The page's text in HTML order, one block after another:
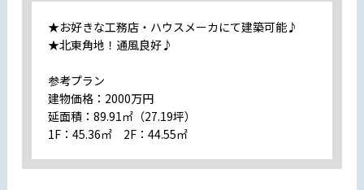
★お好きな工務店・ハウスメーカにて建築可能♪
★北東角地！通風良好♪
参考プラン
建物価格：2000万円
延面積：89.91㎡（27.19坪）
1F：45.36㎡ 2F：44.55㎡